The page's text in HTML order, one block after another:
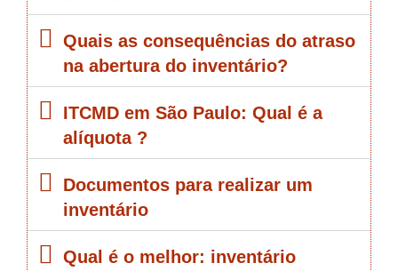
Quais as consequências do atraso
na abertura do inventário?
ITCMD em São Paulo: Qual é a
alíquota ?
Documentos para realizar um
inventário
Qual é o melhor: inventário